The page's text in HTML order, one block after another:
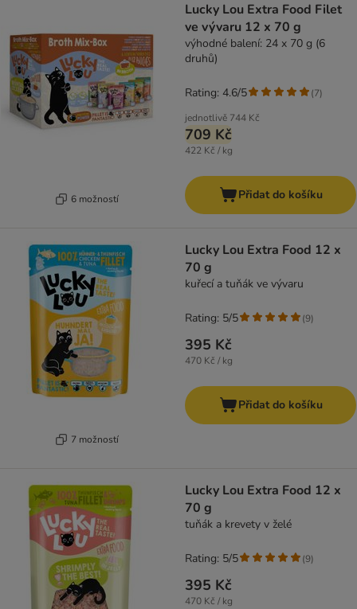
6 možností
Lucky Lou Extra Food Filet
ve vývaru 12 x 70 g
výhodné balení: 24 x 70 g (6
druhů)
jednotlivě 744 Kč
709 Kč
422 Kč / kg
Rating: 4.6/5 (7)
Přidat do košíku
7 možností
Lucky Lou Extra Food 12 x
70 g
kuřecí a tuňák ve vývaru
395 Kč
470 Kč / kg
Rating: 5/5 (9)
Přidat do košíku
Lucky Lou Extra Food 12 x
70 g
tuňák a krevety v želé
395 Kč
470 Kč / kg
Rating: 5/5 (9)